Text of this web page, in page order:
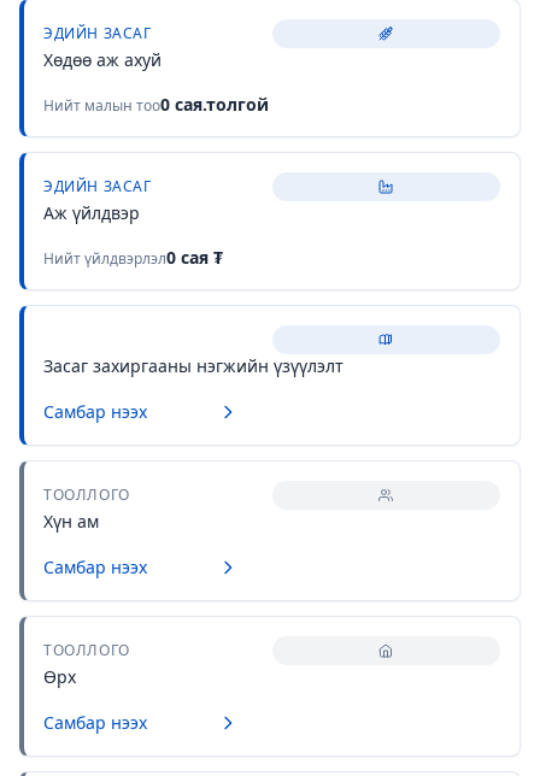
ЭДИЙН ЗАСАГ
Хөдөө аж ахуй
Нийт малын тоо0 сая.толгой
ЭДИЙН ЗАСАГ
Аж үйлдвэр
Нийт үйлдвэрлэл0 сая ₮
Засаг захиргааны нэгжийн үзүүлэлт
Самбар нээх
ТООЛЛОГО
Хүн ам
Самбар нээх
ТООЛЛОГО
Өрх
Самбар нээх